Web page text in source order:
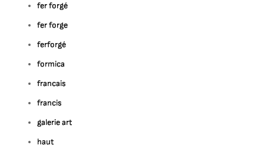
fer forgé
fer forge
ferforgé
formica
francais
francis
galerie art
haut